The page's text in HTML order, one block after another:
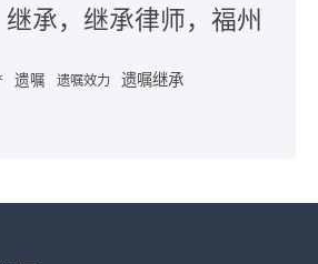
承，继承律师，福州
遗嘱 遗嘱效力 遗嘱继承